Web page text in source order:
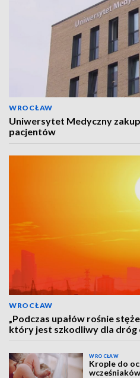
WROCŁAW
Uniwersytet Medyczny
pacjentów
WROCŁAW
„Podczas upałów rośnie
który jest szkodliwy dla dróg
WROCŁAW
Krople do
wcześniaków